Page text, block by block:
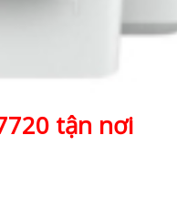
tận nơi